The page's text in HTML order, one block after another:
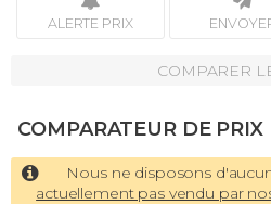
ALERTE PRIX
COMPARER
COMPARATEUR DE PRIX
Nous ne disposons
actuellement pas vendu par